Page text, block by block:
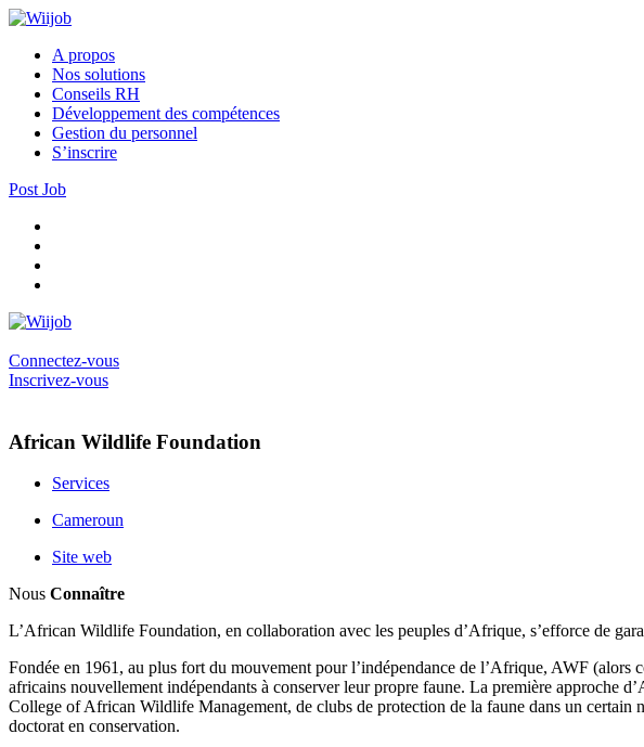
A propos
Nos solutions
Conseils RH
Développement des compétences
Gestion du personnel
S’inscrire
Post Job
Connectez-vous
Inscrivez-vous
African Wildlife Foundation
Services
Cameroun
Site web
Nous Connaître
L’African Wildlife Foundation, en collaboration avec les peuples d’Afrique, s’efforce de
Fondée en 1961, au plus fort du mouvement pour l’indépendance de l’Afrique, AWF
africains nouvellement indépendants à conserver leur propre faune. La première approche
College of African Wildlife Management, de clubs de protection de la faune dans un certain
doctorat en conservation.